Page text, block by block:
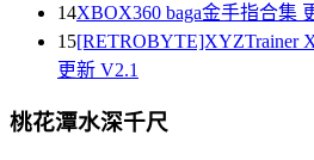
14XBOX360 baga金手指合集
15[RETROBYTE]XYZTrainer
更新 V2.1
桃花潭水深千尺